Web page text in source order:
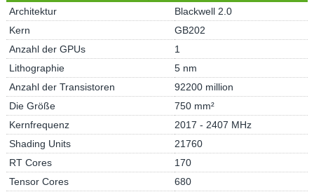
Architektur
Blackwell 2.0
Kern
GB202
Anzahl der GPUs
1
Lithographie
5 nm
Anzahl der Transistoren
92200 million
Die Größe
750 mm²
Kernfrequenz
2017 - 2407 MHz
Shading Units
21760
RT Cores
170
Tensor Cores
680